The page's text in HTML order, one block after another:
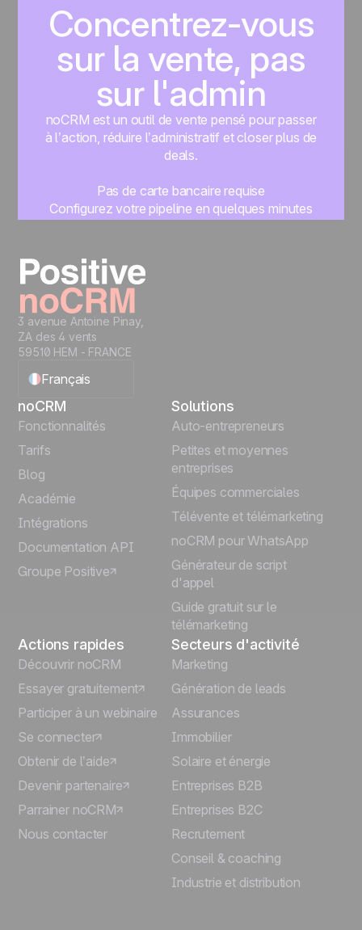
Concentrez-vous
sur la vente, pas
sur l'admin
noCRM est un outil de vente pensé pour passer
à l’action, réduire l’administratif et closer plus de
deals.
Pas de carte bancaire requise
Configurez votre pipeline en quelques minutes
3 avenue Antoine Pinay,
ZA des 4 vents
59510 HEM - FRANCE
Français
English
Español
Português
Italiano
Deutsch
noCRM
Fonctionnalités
Tarifs
Blog
Académie
Intégrations
Documentation API
Groupe Positive
Solutions
Auto-entrepreneurs
Petites et moyennes
entreprises
Équipes commerciales
Télévente et télémarketing
noCRM pour WhatsApp
Générateur de script
d'appel
Guide gratuit sur le
télémarketing
Actions rapides
Découvrir noCRM
Essayer gratuitement
Participer à un webinaire
Se connecter
Obtenir de l’aide
Devenir partenaire
Parrainer noCRM
Nous contacter
Secteurs d'activité
Marketing
Génération de leads
Assurances
Immobilier
Solaire et énergie
Entreprises B2B
Entreprises B2C
Recrutement
Conseil & coaching
Industrie et distribution